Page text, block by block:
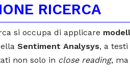
RICERCA
si occupa di applicare
Sentiment Analysys, a
non solo in close reading,